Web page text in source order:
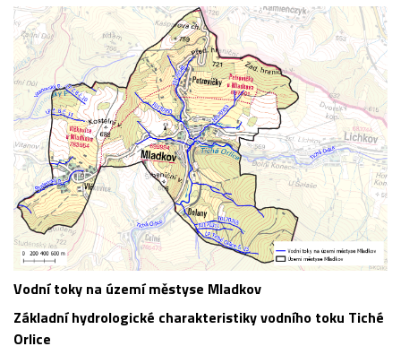
Vodní toky na území městyse Mladkov
Základní hydrologické charakteristiky vodního toku Tiché
Orlice